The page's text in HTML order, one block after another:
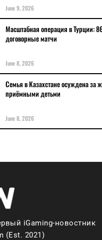
June 9, 2026
Масштабная операция в Турции:
договорные матчи
June 8, 2026
Семья в Казахстане осуждена за
приёмными детьми
June 8, 2026
iGaming-новостник
(Est. 2021)